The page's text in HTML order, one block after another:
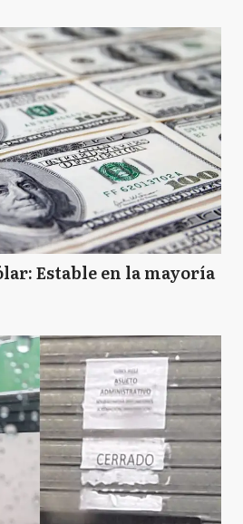
Estable en la mayoría